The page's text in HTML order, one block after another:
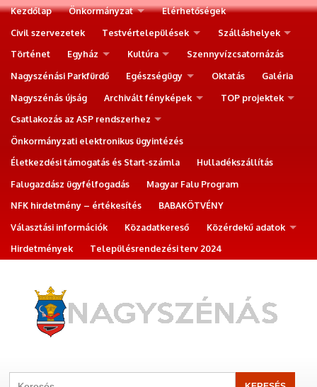
Kezdőlap Önkormányzat
Elérhetőségek
Civil szervezetek
Testvértelepülések
Szálláshelyek
Történet
Egyház Kultúra
Szennyvízcsatornázás
Nagyszénási Parkfürdő
Egészségügy Oktatás
Galéria
Nagyszénás újság
Archivált fényképek
TOP projektek
Csatlakozás az ASP rendszerhez
Önkormányzati elektronikus ügyintézés
Életkezdési támogatás és Start-számla
Hulladékszállítás
Falugazdász ügyfélfogadás
Magyar Falu Program
NFK hirdetmény – értékesítés
BABAKÖTVÉNY
Választási információk
Közadatkereső
Közérdekű adatok
Hirdetmények
Településrendezési terv 2024